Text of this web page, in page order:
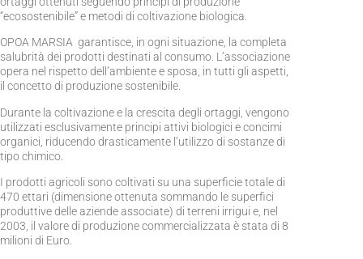
“ecosostenibile” e metodi di coltivazione biologica.
OPOA MARSIA garantisce, in ogni situazione, la completa
salubrità dei prodotti destinati al consumo. L’associazione
opera nel rispetto dell’ambiente e sposa, in tutti gli aspetti,
il concetto di produzione sostenibile.
Durante la coltivazione e la crescita degli ortaggi, vengono
utilizzati esclusivamente principi attivi biologici e concimi
organici, riducendo drasticamente l’utilizzo di sostanze di
tipo chimico.
I prodotti agricoli sono coltivati su una superficie totale di
470 ettari (dimensione ottenuta sommando le superfici
produttive delle aziende associate) di terreni irrigui e, nel
2003, il valore di produzione commercializzata è stata di 8
milioni di Euro.